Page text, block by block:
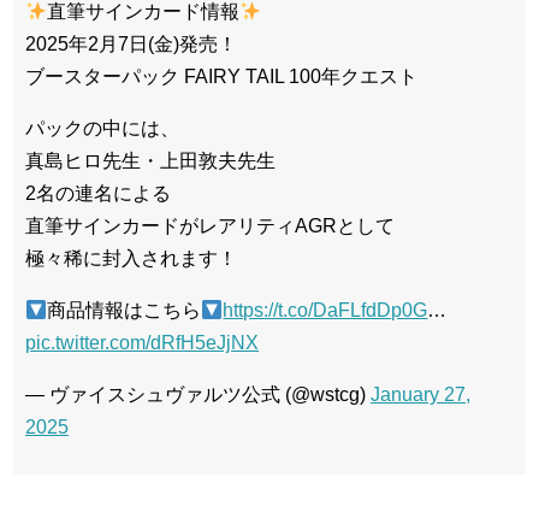
直筆サインカード情報
2025年2月7日(金)発売！
ブースターパック FAIRY TAIL 100年クエスト
パックの中には、
真島ヒロ先生・上田敦夫先生
2名の連名による
直筆サインカードがレアリティAGRとして
極々稀に封入されます！
商品情報はこちら https://t.co/DaFLfdDp0G…
pic.twitter.com/dRfH5eJjNX
— ヴァイスシュヴァルツ公式 (@wstcg) January 27,
2025